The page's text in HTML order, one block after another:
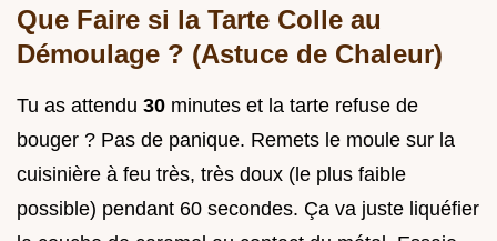
Que Faire si la Tarte Colle au
Démoulage ? (Astuce de Chaleur)
Tu as attendu 30 minutes et la tarte refuse de
bouger ? Pas de panique. Remets le moule sur la
cuisinière à feu très, très doux (le plus faible
possible) pendant 60 secondes. Ça va juste liquéfier